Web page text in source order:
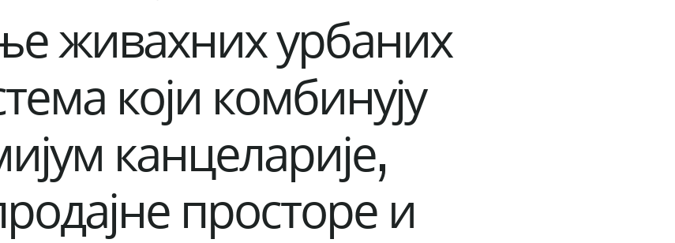
живахних урбаних
који комбинују
канцеларије,
просторе и